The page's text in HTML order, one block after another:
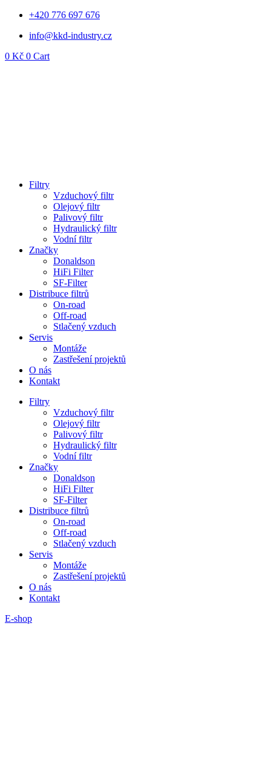
Přejít
obsahu
+420 776 697 676
info@kkd-industry.cz
0 Kč 0 Cart
Filtry
Vzduchový filtr
Olejový filtr
Palivový filtr
Hydraulický filtr
Vodní filtr
Značky
Donaldson
HiFi Filter
SF-Filter
Distribuce filtrů
On-road
Off-road
Stlačený vzduch
Servis
Montáže
Zastřešení projektů
O nás
Kontakt
Filtry
Vzduchový filtr
Olejový filtr
Palivový filtr
Hydraulický filtr
Vodní filtr
Značky
Donaldson
HiFi Filter
SF-Filter
Distribuce filtrů
On-road
Off-road
Stlačený vzduch
Servis
Montáže
Zastřešení projektů
O nás
Kontakt
E-shop